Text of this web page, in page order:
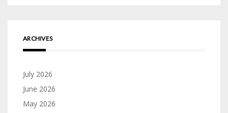
ARCHIVES
July 2026
June 2026
May 2026